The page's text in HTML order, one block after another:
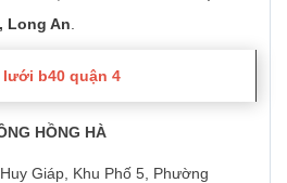
Long An.
lưới b40 quận 4
HỒNG HÀ
Giáp, Khu Phố 5, Phường